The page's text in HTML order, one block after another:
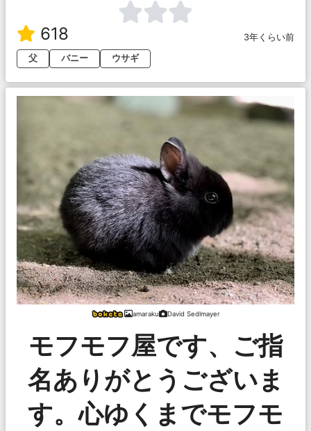
618
3年くらい前
父
バニー ウサギ
amaraku David Sedlmayer
モフモフ屋です、ご指
名ありがとうございま
す。心ゆくまでモフモ